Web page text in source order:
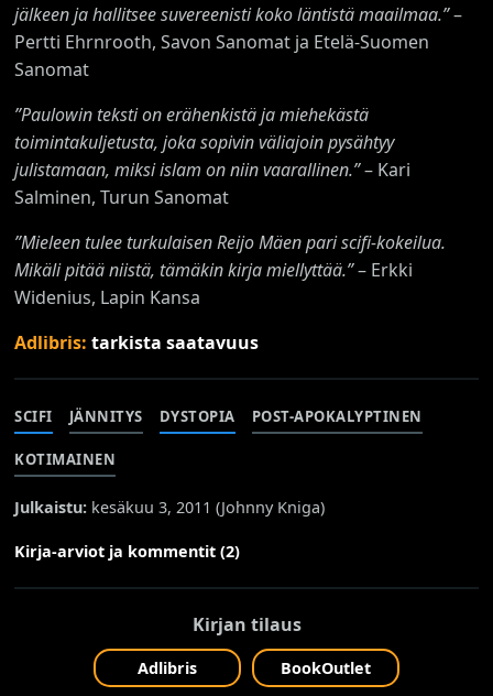
jälkeen ja hallitsee suvereenisti koko läntistä maailmaa.”–
Pertti Ehrnrooth, Savon Sanomat ja Etelä-Suomen
Sanomat
”Paulowin teksti on erähenkistä ja miehekästä
toimintakuljetusta, joka sopivin väliajoin pysähtyy
julistamaan, miksi islam on niin vaarallinen.”– Kari
Salminen, Turun Sanomat
”Mieleen tulee turkulaisen Reijo Mäen pari scifi-kokeilua.
Mikäli pitää niistä, tämäkin kirja miellyttää.”– Erkki
Widenius, Lapin Kansa
Adlibris:tarkista saatavuus
SCIFI JÄNNITYS DYSTOPIA POST-APOKALYPTINEN
KOTIMAINEN
Julkaistu: kesäkuu 3, 2011 (Johnny Kniga)
Kirja-arviot ja kommentit (2)
Kirjan tilaus
Adlibris BookOutlet